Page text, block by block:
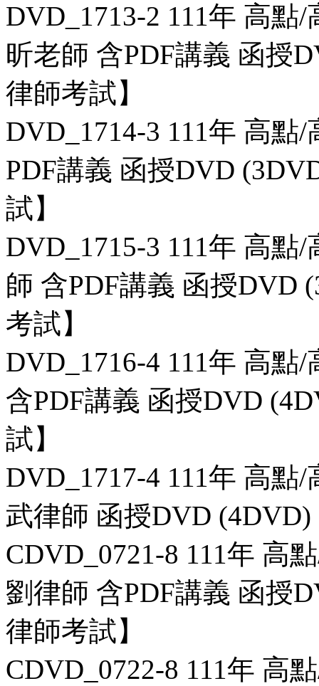
DVD_1713-2 111年 高點
昕老師 含PDF講義 函授
律師考試】
DVD_1714-3 111年 高點
PDF講義 函授DVD
試】
DVD_1715-3 111年 高點
師 含PDF講義 函授DVD
考試】
DVD_1716-4 111年 高點
含PDF講義 函授DVD
試】
DVD_1717-4 111年 高點
武律師 函授DVD
CDVD_0721-8 111年 高
劉律師 含PDF講義 函授
律師考試】
CDVD_0722-8 111年 高